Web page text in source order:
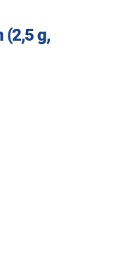
(2,5 g,